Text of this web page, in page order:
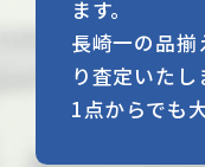
ます。
長崎一の品
り査定いたし
1点からでも